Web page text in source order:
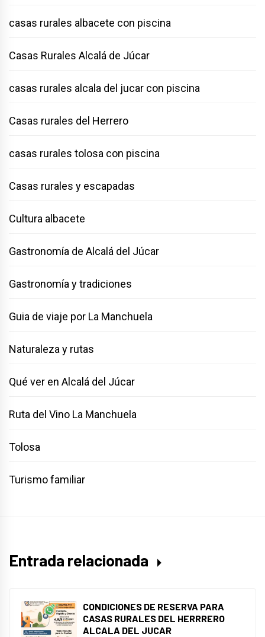
casas rurales albacete con piscina
Casas Rurales Alcalá de Júcar
casas rurales alcala del jucar con piscina
Casas rurales del Herrero
casas rurales tolosa con piscina
Casas rurales y escapadas
Cultura albacete
Gastronomía de Alcalá del Júcar
Gastronomía y tradiciones
Guia de viaje por La Manchuela
Naturaleza y rutas
Qué ver en Alcalá del Júcar
Ruta del Vino La Manchuela
Tolosa
Turismo familiar
Entrada relacionada
CONDICIONES DE RESERVA PARA
CASAS RURALES DEL HERRRERO
ALCALA DEL JUCAR